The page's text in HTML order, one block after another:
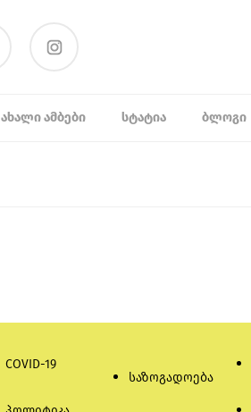
ᲐᲮᲐᲚᲘ ᲐᲛᲑᲔᲑᲘ ᲡᲢᲐᲢᲘᲐ ᲑᲚᲝᲒᲘ
COVID-19
საზოგადოება